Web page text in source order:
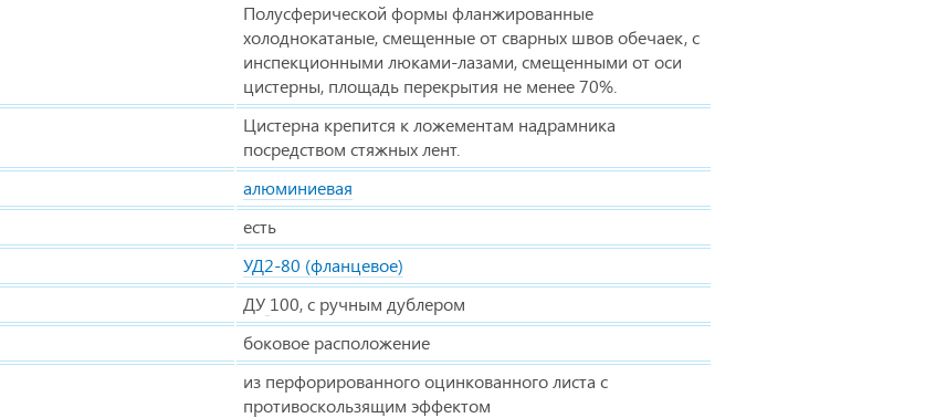
Полусферической формы фланжированные
холоднокатаные, смещенные от сварных швов обечаек, с
инспекционными люками-лазами, смещенными от оси
цистерны, площадь перекрытия не менее 70%.
Цистерна крепится к ложементам надрамника
посредством стяжных лент.
алюминиевая
есть
УД2-80 (фланцевое)
ДУ 100, с ручным дублером
боковое расположение
из перфорированного оцинкованного листа с
противоскользящим эффектом